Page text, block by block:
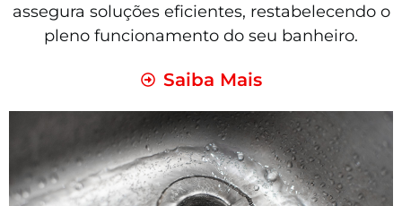
assegura soluções eficientes, restabelecendo o
pleno funcionamento do seu banheiro.
Saiba Mais